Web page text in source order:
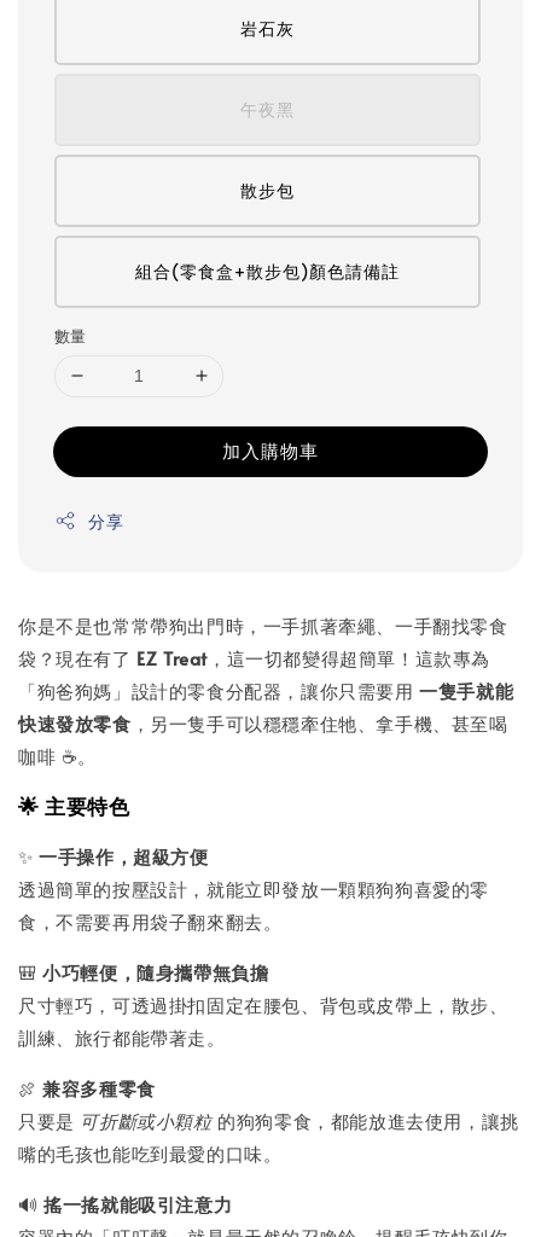
岩石灰
午夜黑
散步包
組合(零食盒+散步包)顏色請備註
數量
加入購物車
分享
你是不是也常常帶狗出門時，一手抓著牽繩、一手翻找零食
袋？現在有了 EZ Treat ，這一切都變得超簡單！這款專為
「狗爸狗媽」設計的零食分配器，讓你只需要用一隻手就能
快速發放零食 ，另一隻手可以穩穩牽住牠、拿手機、甚至喝
咖啡 ☕️。
🌟 主要特色
✨一手操作，超級方便
透過簡單的按壓設計，就能立即發放一顆顆狗狗喜愛的零
食，不需要再用袋子翻來翻去。
🎒小巧輕便，隨身攜帶無負擔
尺寸輕巧，可透過掛扣固定在腰包、背包或皮帶上，散步、
訓練、旅行都能帶著走。
🍖兼容多種零食
只要是 可折斷或小顆粒的狗狗零食，都能放進去使用，讓挑
嘴的毛孩也能吃到最愛的口味。
🔊搖一搖就能吸引注意力